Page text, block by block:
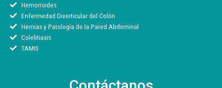
Hemorroides
Enfermedad Diverticular del Colón
Hernias y Patología de la Pared Abdominal
Colelitiasis
TAMIS